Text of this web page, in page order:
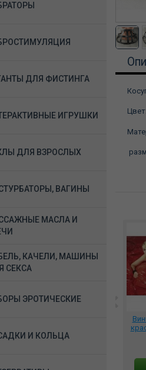
ДЛЯ ФИСТИНГА
ИГРУШКИ
ДЛЯ ВЗРОСЛЫХ
ВАГИНЫ
МАСЛА И
КАЧЕЛИ, МАШИНЫ
СЕКСА
ЭРОТИЧЕСКИЕ
И КОЛЬЦА
+митинки+чокер,